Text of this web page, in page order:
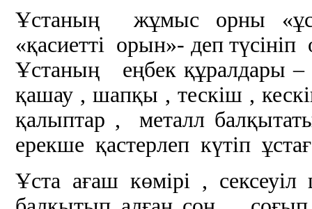
Ұстаның жұмыс орны
«қасиетті орын»- деп
Ұстаның еңбек құралдары –
қашау , шапқы , тескіш ,
қалыптар , металл
ерекше қастерлеп күтіп
Ұста ағаш көмірі ,